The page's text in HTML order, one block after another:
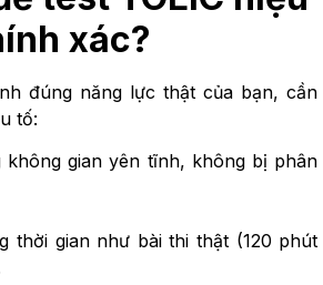
xác?
đúng năng lực thật của bạn, cần
tố:
không gian yên tĩnh, không bị phân
thời gian như bài thi thật (120 phút